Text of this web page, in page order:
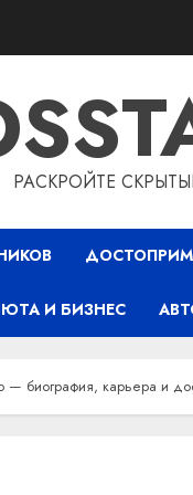
РАСКРОЙТЕ
И БИЗНЕС
биография, карьера и